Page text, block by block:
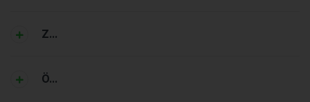
Z...
Ö...